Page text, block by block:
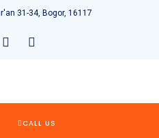
31-34, Bogor, 16117
CALL US